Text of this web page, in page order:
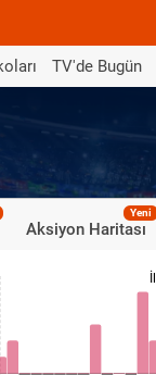
TV'de Bugün
Aksiyon Haritası
Yeni